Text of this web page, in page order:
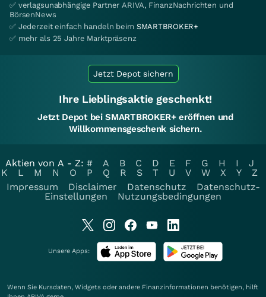
✅ verlagsunabhängige Partner ARIVA, FinanzNachrichten und
BörsenNews
✅ Jederzeit einfach handeln beim SMARTBROKER+
✅ mehr als 25 Jahre Marktpräsenz
Jetzt Depot sichern
Ihre Lieblingsaktie geschenkt!
Jetzt Depot bei SMARTBROKER+ eröffnen und
Willkommensgeschenk sichern.
Aktien von A - Z: # A B C D E F G H I
J
K
L M N O P Q R S T U V W X Y
Z
Impressum
Disclaimer Datenschutz
Datenschutz-
Einstellungen
Nutzungsbedingungen
Unsere Apps:
Wenn Sie Kursdaten, Widgets oder andere Finanzinformationen benötigen, hilft